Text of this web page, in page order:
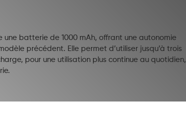
une batterie de 1000 mAh, offrant une autonomie
précédent. Elle permet d’utiliser jusqu’à trois
pour une utilisation plus continue au quotidien,